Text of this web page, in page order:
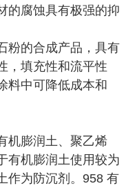
的腐蚀具有极强的抑
粉的合成产品，具有
，填充性和流平性
料中可降低成本和
机膨润土、聚乙烯
有机膨润土使用较为
作为防沉剂。958 有